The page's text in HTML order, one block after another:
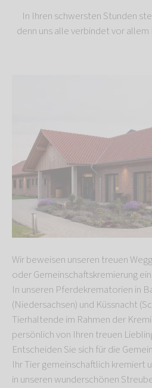
In Ihren schwersten Stunden
denn uns alle verbindet vor allem
Wir beweisen unseren treuen
oder Gemeinschaftskremierung
In unseren Pferdekrematorien in
(Niedersachsen) und Küssnacht
Tierhaltende im Rahmen der
persönlich von Ihren treuen
Entscheiden Sie sich für die
Ihr Tier gemeinschaftlich kremiert
in unseren wunderschönen